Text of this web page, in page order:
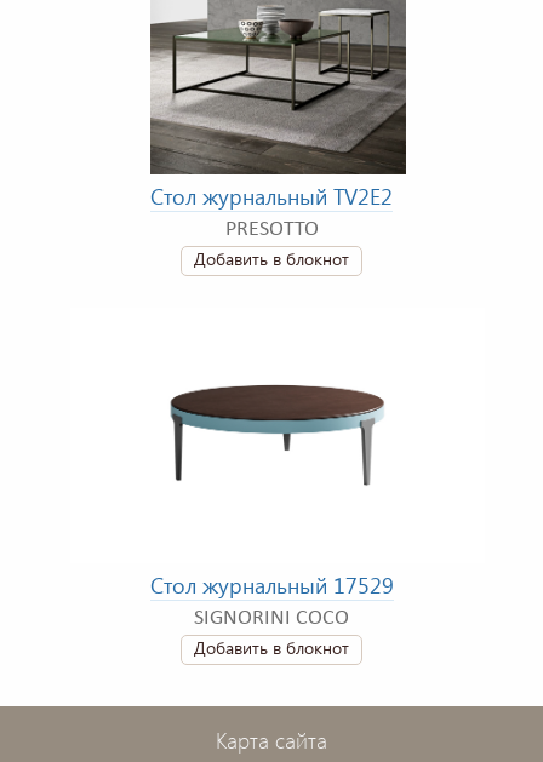
Стол журнальный TV2E2
PRESOTTO
Добавить в блокнот
Стол журнальный 17529
SIGNORINI COCO
Добавить в блокнот
Карта сайта